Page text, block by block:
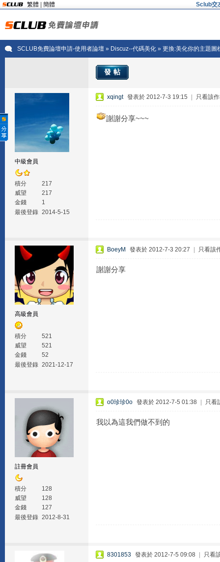
繁體 簡體 Sclub交
SCLUB免費論壇申請-使用者論壇» Discuz--代碼美化» 更換:美化你的主題圖
發帖
中級會員
積分
217
威望
217
金錢
1
最後登錄 2014-5-15
xqingt 發表於 2012-7-3 19:15 只看該
謝謝分享~~~
高級會員
積分
521
威望
521
金錢
52
最後登錄 2021-12-17
BoeyM 發表於 2012-7-3 20:27 只看該
謝謝分享
註冊會員
積分
128
威望
128
金錢
127
最後登錄 2012-8-31
o0珍珍0o 發表於 2012-7-5 01:38 只看
我以為這我們做不到的
8301853 發表於 2012-7-5 09:08 只看